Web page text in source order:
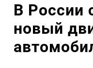
В России
новый